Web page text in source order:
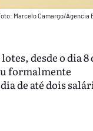
Marcelo Camargo/Agencia
desde o dia 8
formalmente
de até dois